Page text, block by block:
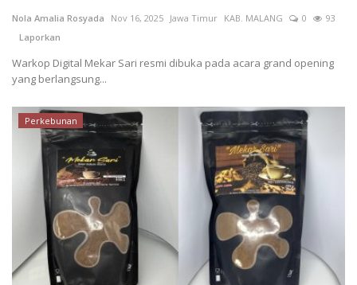
Kejahatan
Cybers Event
UMKM & Ekonomi Kreatif
Pekerja Migran Indonesia
Ekonomi
Pendidikan
Nola Amalia Rosyada Nov 16, 2025 Jawa Timur KAB. MALANG 0
93
Laporkan
Warkop Digital Mekar Sari resmi dibuka pada acara grand opening
yang berlangsung...
Perkebunan